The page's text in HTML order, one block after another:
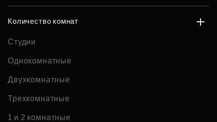
Количество комнат
Студии
Однокомнатные
Двухкомнатные
Трехкомнатные
1 и 2 комнатные